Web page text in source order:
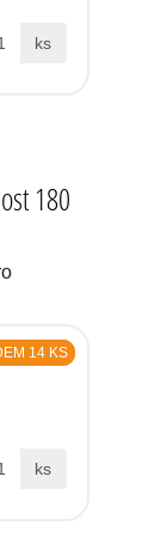
ks
180
14 KS
ks